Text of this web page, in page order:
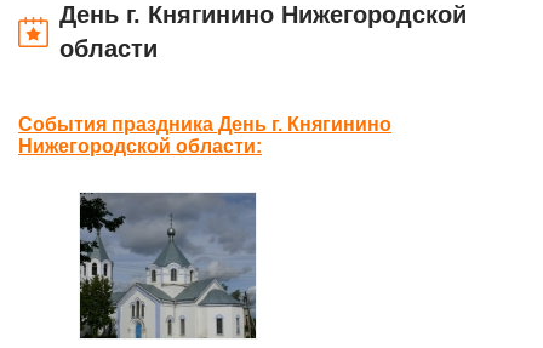
День г. Княгинино Нижегородской
области
События праздника День г. Княгинино
Нижегородской области: